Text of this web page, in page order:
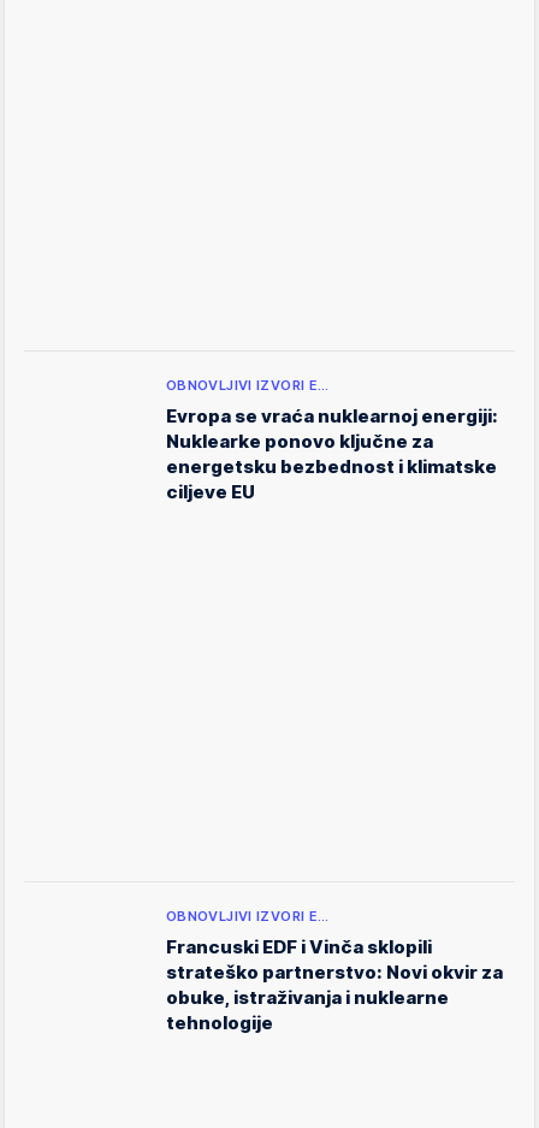
OBNOVLJIVI IZVORI E…
Evropa se vraća nuklearnoj energiji:
Nuklearke ponovo ključne za
energetsku bezbednost i klimatske
ciljeve EU
OBNOVLJIVI IZVORI E…
Francuski EDF i Vinča sklopili
strateško partnerstvo: Novi okvir za
obuke, istraživanja i nuklearne
tehnologije